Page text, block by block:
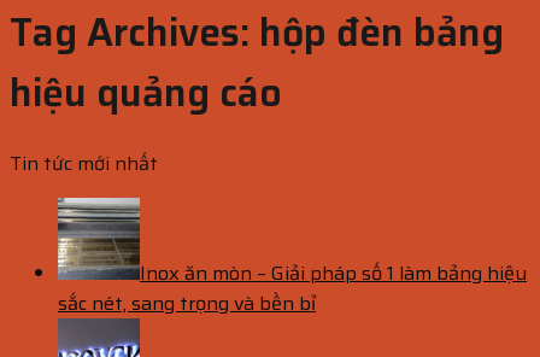
Tag Archives: hộp đèn bảng
hiệu quảng cáo
Tin tức mới nhất
Inox ăn mòn – Giải pháp số 1 làm bảng hiệu
sắc nét, sang trọng và bền bỉ